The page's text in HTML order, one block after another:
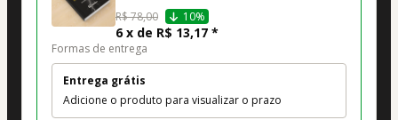
R$ 78,00 10%
6 x de R$ 13,17 *
Formas de entrega
Entrega grátis
Adicione o produto para visualizar o prazo